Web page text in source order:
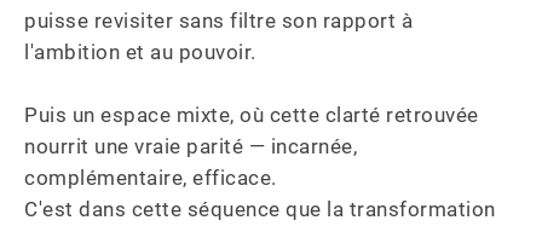
puisse revisiter sans filtre son rapport à
l'ambition et au pouvoir.
Puis un espace mixte, où cette clarté retrouvée
nourrit une vraie parité — incarnée,
complémentaire, efficace.
C'est dans cette séquence que la transformation